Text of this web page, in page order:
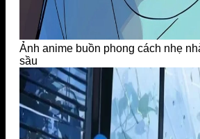
Ảnh anime buồn phong cách nhẹ
sầu